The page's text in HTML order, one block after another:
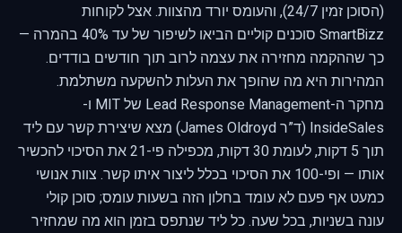
(הסוכן זמין 24/7), והעומס יורד מהצוות. אצל לקוחות
SmartBizz סוכנים קוליים הביאו לשיפור של עד 40% בהמרה —
כך שההקמה מחזירה את עצמה לרוב תוך חודשים בודדים.
המהירות היא מה שהופך את העלות להשקעה משתלמת.
מחקר ה-Lead Response Management של MIT ו-
InsideSales (ד”ר James Oldroyd) מצא שיצירת קשר עם ליד
תוך 5 דקות, לעומת 30 דקות, מכפילה פי-21 את הסיכוי להכשיר
אותו — ופי-100 את הסיכוי בכלל ליצור איתו קשר. צוות אנושי
כמעט אף פעם לא עומד בחלון הזה בשעות עומס; סוכן קולי
עונה בשניות, בכל שעה. כל ליד שנתפס בזמן הוא מה שמחזיר